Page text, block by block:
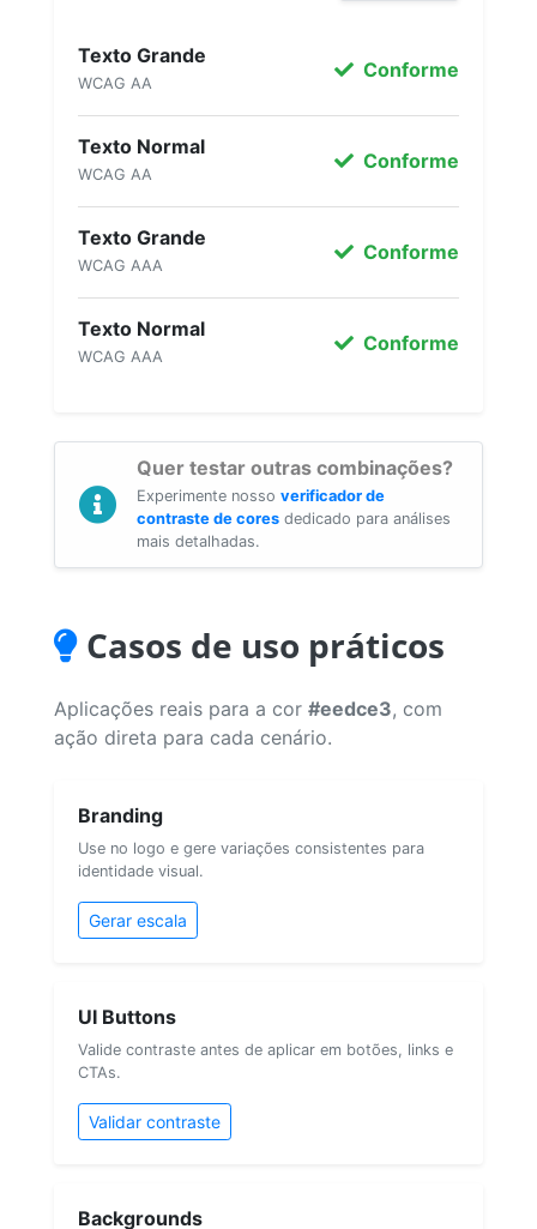
Texto Grande
WCAG AA
Conforme
Texto Normal
WCAG AA
Conforme
Texto Grande
WCAG AAA
Conforme
Texto Normal
WCAG AAA
Conforme
Quer testar outras combinações?
Experimente nosso verificador de
contraste de cores dedicado para análises
mais detalhadas.
Casos de uso práticos
Aplicações reais para a cor #eedce3, com
ação direta para cada cenário.
Branding
Use no logo e gere variações consistentes para
identidade visual.
Gerar escala
UI Buttons
Valide contraste antes de aplicar em botões, links e
CTAs.
Validar contraste
Backgrounds